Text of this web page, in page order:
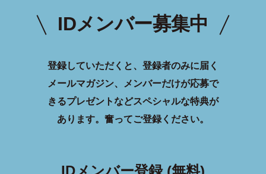
IDメンバー募集中
登録していただくと、登録者のみに届く
メールマガジン、メンバーだけが応募で
きるプレゼントなどスペシャルな特典が
あります。 奮ってご登録ください。